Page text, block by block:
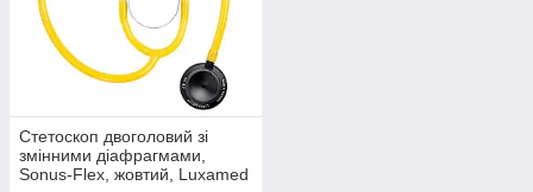
Стетоскоп двоголовий зі
змінними діафрагмами,
Sonus-Flex, жовтий, Luxamed